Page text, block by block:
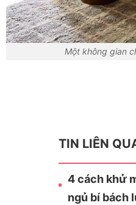
Một không gian
TIN LIÊN
4 cách khử
ngủ bí bách